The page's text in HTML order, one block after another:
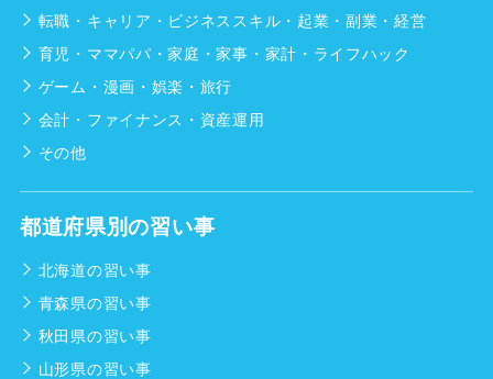
転職・キャリア・ビジネススキル・起業・副業・経営
育児・ママパパ・家庭・家事・家計・ライフハック
ゲーム・漫画・娯楽・旅行
会計・ファイナンス・資産運用
その他
都道府県別の習い事
北海道の習い事
青森県の習い事
秋田県の習い事
山形県の習い事